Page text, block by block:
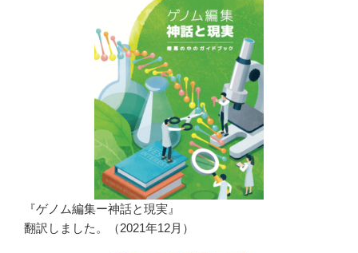
『ゲノム編集ー神話と現実』
翻訳しました。（2021年12月）